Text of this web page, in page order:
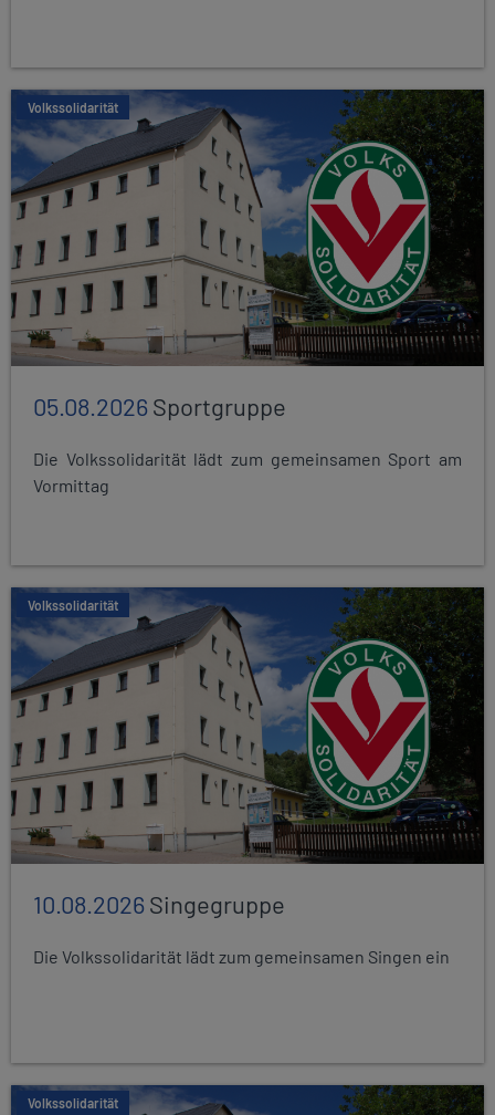
Volkssolidarität
05.08.2026Sportgruppe
Die Volkssolidarität lädt zum gemeinsamen Sport am
Vormittag
Volkssolidarität
10.08.2026Singegruppe
Die Volkssolidarität lädt zum gemeinsamen Singen ein
Volkssolidarität